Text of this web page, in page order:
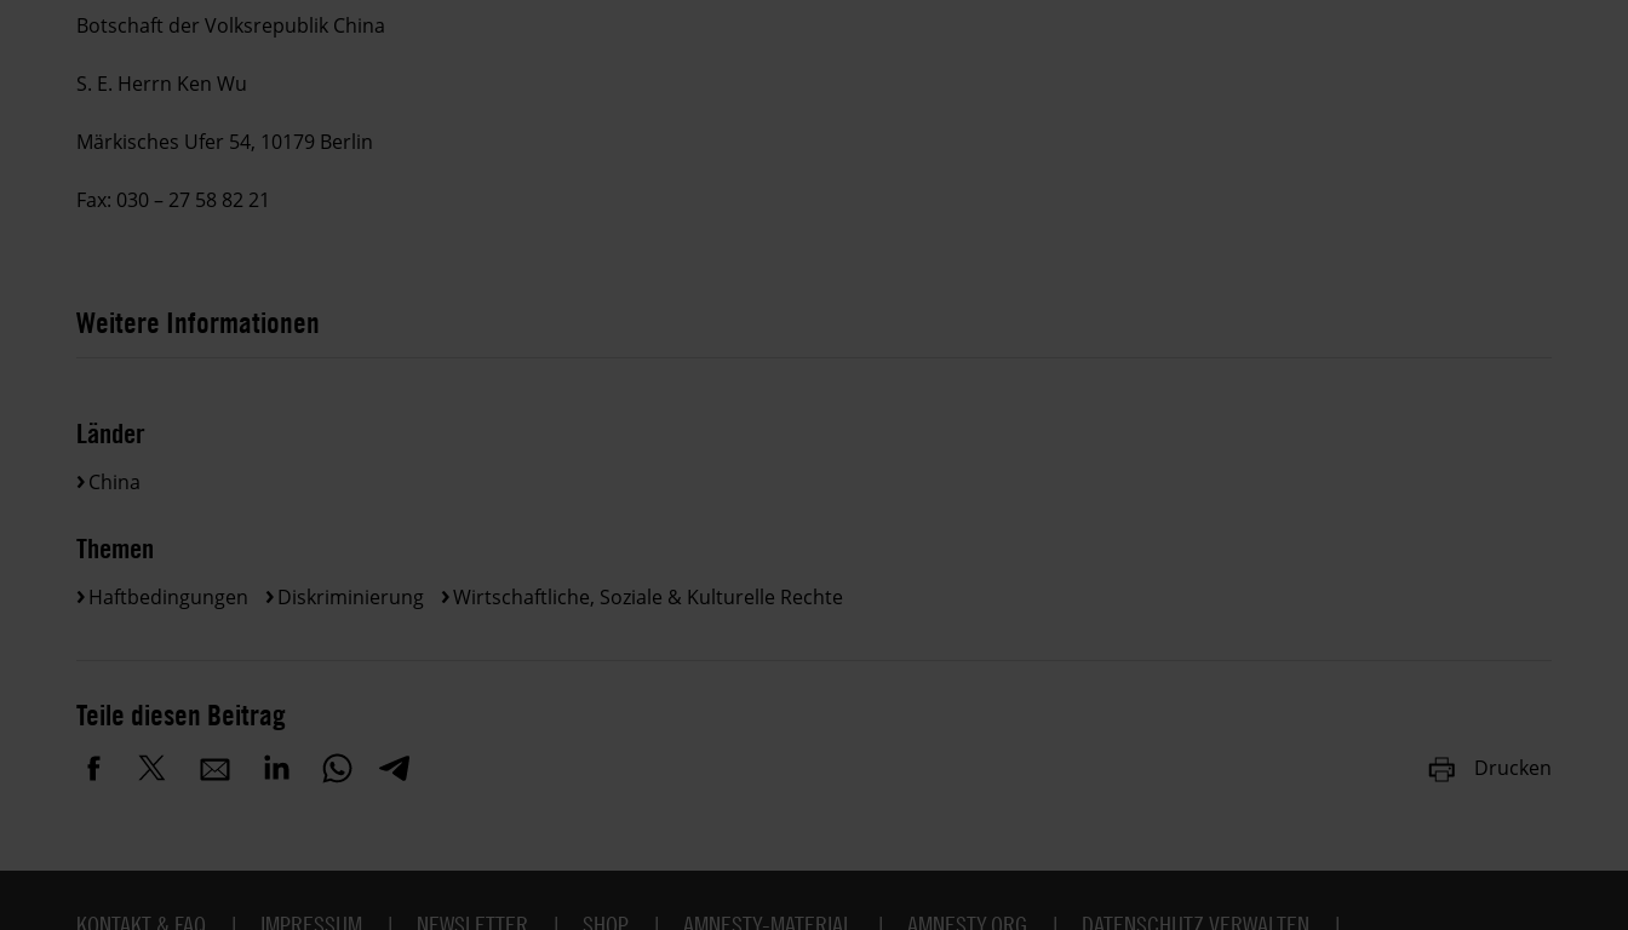
Botschaft der Volksrepublik China
S. E. Herrn Ken Wu
Märkisches Ufer 54, 10179 Berlin
Fax: 030 – 27 58 82 21
Weitere Informationen
Länder
China
Themen
Haftbedingungen Diskriminierung Wirtschaftliche, Soziale & Kulturelle Rechte
Teile diesen Beitrag
Drucken
Fußbereich